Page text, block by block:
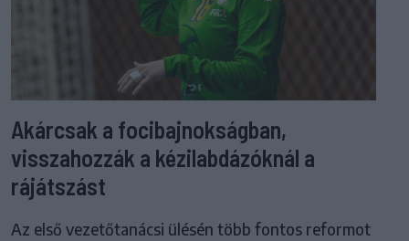
Akárcsak a focibajnokságban,
visszahozzák a kézilabdázóknál a
rájátszást
Az első vezetőtanácsi ülésén több fontos reformot